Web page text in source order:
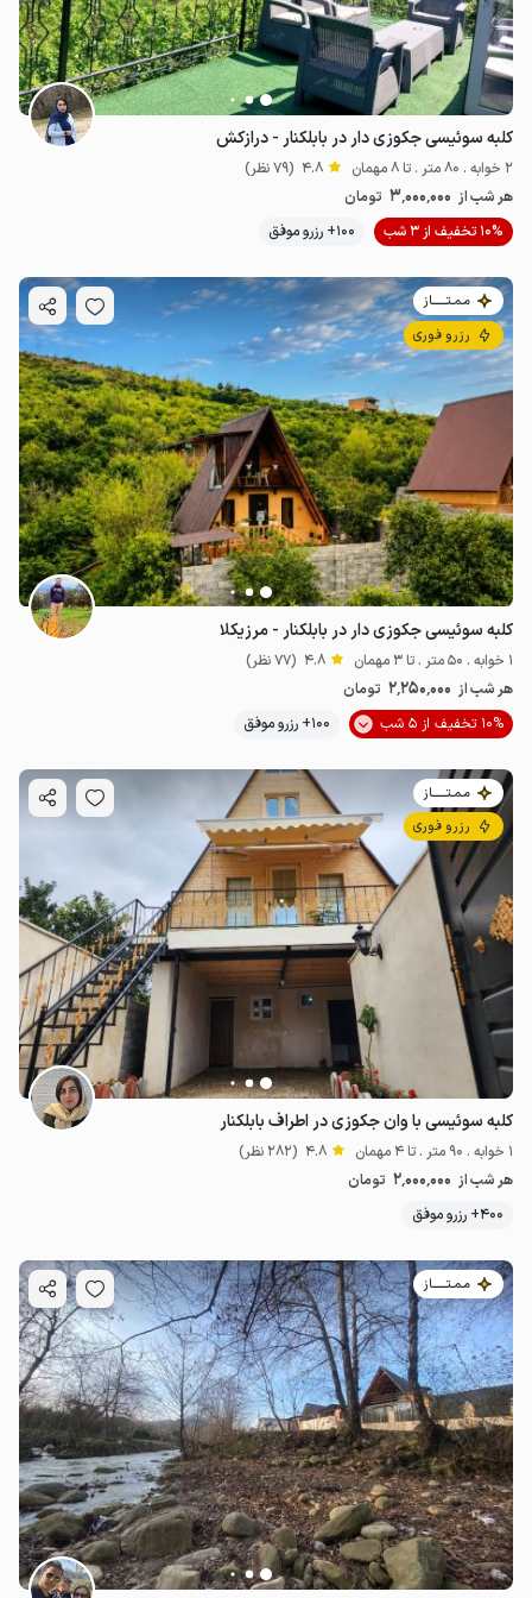
کلبه سوئیسی جکوزی دار در بابلکنار - درازکش
2 خوابه . 80 متر . تا 8 مهمان 4.8 (79 نظر)
هر شب از 3٬000٬000 تومان
10% تخفیف از 3 شب
100+ رزرو موفق
مـمـتــــــاز
رزرو فوری
کلبه سوئیسی جکوزی دار در بابلکنار - مرزیکلا
1 خوابه . 50 متر . تا 3 مهمان 4.8 (77 نظر)
هر شب از 2٬250٬000 تومان
10% تخفیف از 5 شب
100+ رزرو موفق
مـمـتــــــاز
رزرو فوری
کلبه سوئیسی با وان جکوزی در اطراف بابلکنار
1 خوابه . 90 متر . تا 4 مهمان 4.8 (282 نظر)
هر شب از 2٬000٬000 تومان
400+ رزرو موفق
مـمـتــــــاز